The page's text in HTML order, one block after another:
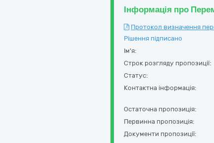
Інформація про
Протокол визначення
Рішення підписано
Ім'я:
Строк розгляду пропозиції:
Статус:
Контактна інформація:
Остаточна пропозиція:
Первинна пропозиція:
Документи пропозиції: